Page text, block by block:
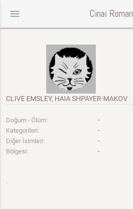
menu Cinai Roman
CLIVE EMSLEY, HAIA SHPAYER-MAKOV
Doğum - Ölüm: -
Kategorileri: -
Diğer İsimleri: -
Bölgesi: -
.